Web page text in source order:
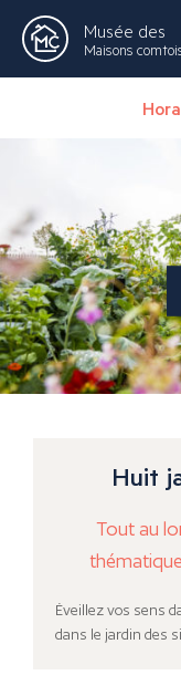
Musée des
Maisons
Huit
Tout au
Éveillez vos sens
dans le jardin des